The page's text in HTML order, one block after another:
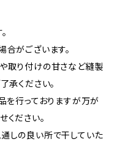
がございます。
取り付けの甘さなど縫製
承ください。
を行っておりますが万が
ださい。
しの良い所で干していた